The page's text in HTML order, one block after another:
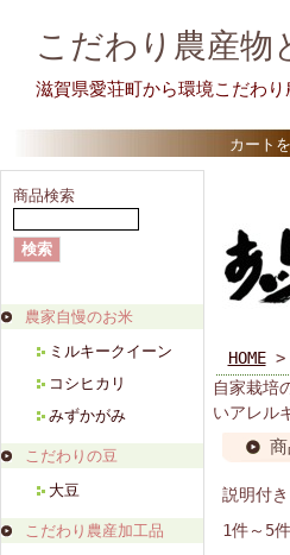
こだわり農産物
滋賀県愛荘町から環境こだわ
カート
商品検索
農家自慢のお米
ミルキークイーン
コシヒカリ
みずかがみ
こだわりの豆
大豆
こだわり農産加工品
HOME>
自家栽培
いアレル
説明付
1件～5